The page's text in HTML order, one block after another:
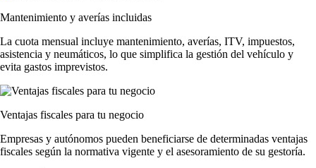
Mantenimiento y averías incluidas
La cuota mensual incluye mantenimiento, averías, ITV, impuestos,
asistencia y neumáticos, lo que simplifica la gestión del vehículo y
evita gastos imprevistos.
Ventajas fiscales para tu negocio
Empresas y autónomos pueden beneficiarse de determinadas ventajas
fiscales según la normativa vigente y el asesoramiento de su gestoría.